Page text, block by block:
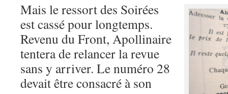
Mais le ressort des Soirées
est cassé pour longtemps.
Revenu du Front, Apollinaire
tentera de relancer la revue
sans y arriver. Le numéro 28
devait être consacré à son